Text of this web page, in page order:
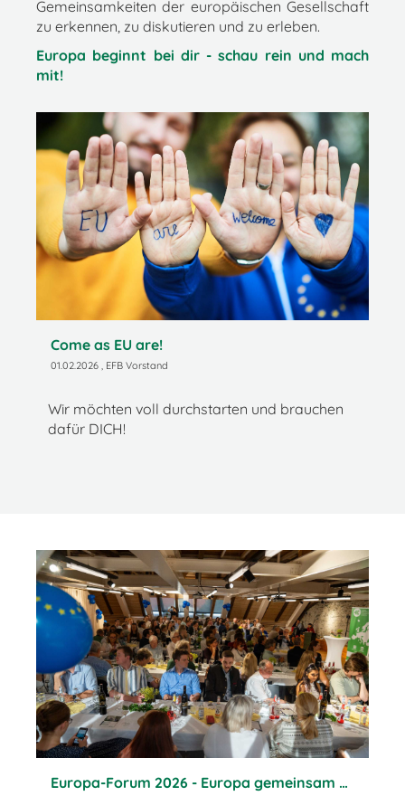
Gemeinsamkeiten der europäischen Gesellschaft
zu erkennen, zu diskutieren und zu erleben.
Europa beginnt bei dir - schau rein und mach
mit!
Come as EU are!
01.02.2026 , EFB Vorstand
Wir möchten voll durchstarten und brauchen
dafür DICH!
Europa-Forum 2026 - Europa gemeinsam gestalten